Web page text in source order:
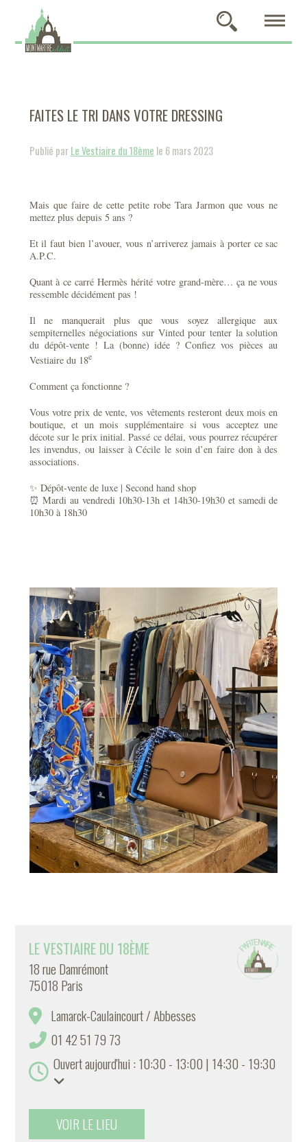
FAITES LE TRI DANS VOTRE DRESSING
Publié parLe Vestiaire du 18ème le 6 mars 2023
Mais que faire de cette petite robe Tara Jarmon que vous ne
mettez plus depuis 5 ans ?
Et il faut bien l’avouer, vous n’arriverez jamais à porter ce sac
A.P.C.
Quant à ce carré Hermès hérité votre grand-mère… ça ne vous
ressemble décidément pas !
Il ne manquerait plus que vous soyez allergique aux
sempiternelles négociations sur Vinted pour tenter la solution
du dépôt-vente ! La (bonne) idée ? Confiez vos pièces au
Vestiaire du 18e
Comment ça fonctionne ?
Vous votre prix de vente, vos vêtements resteront deux mois en
boutique, et un mois supplémentaire si vous acceptez une
décote sur le prix initial. Passé ce délai, vous pourrez récupérer
les invendus, ou laisser à Cécile le soin d’en faire don à des
associations.
✨ Dépôt-vente de luxe | Second hand shop
⏰ Mardi au vendredi 10h30-13h et 14h30-19h30 et samedi de
10h30 à 18h30
LE VESTIAIRE DU 18ÈME
18 rue Damrémont
75018 Paris
Lamarck-Caulaincourt / Abbesses
01 42 51 79 73
Ouvert aujourd'hui : 10:30 - 13:00 | 14:30 - 19:30
VOIR LE LIEU